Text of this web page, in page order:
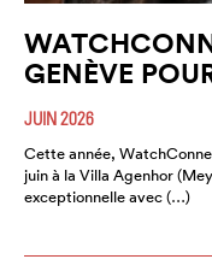
GENÈVE
JUIN 2026
Cette année,
juin à la Villa Agenhor
exceptionnelle avec (…)